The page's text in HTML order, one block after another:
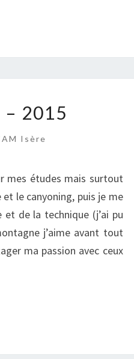
– 2015
Isère
mes études mais surtout
le canyoning, puis je me
et de la technique (j’ai pu
j’aime avant tout
ma passion avec ceux